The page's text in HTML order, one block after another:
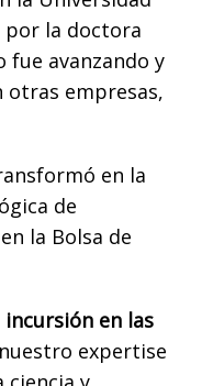
por la doctora
fue avanzando y
empresas,
en la
de
la Bolsa de
incursión en las
expertise